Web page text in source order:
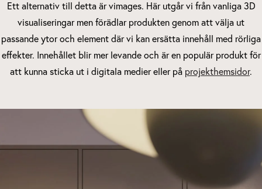
Ett alternativ till detta är vimages. Här utgår vi från vanliga 3D
visualiseringar men förädlar produkten genom att välja ut
passande ytor och element där vi kan ersätta innehåll med rörliga
effekter. Innehållet blir mer levande och är en populär produkt för
att kunna sticka ut i digitala medier eller på projekthemsidor.